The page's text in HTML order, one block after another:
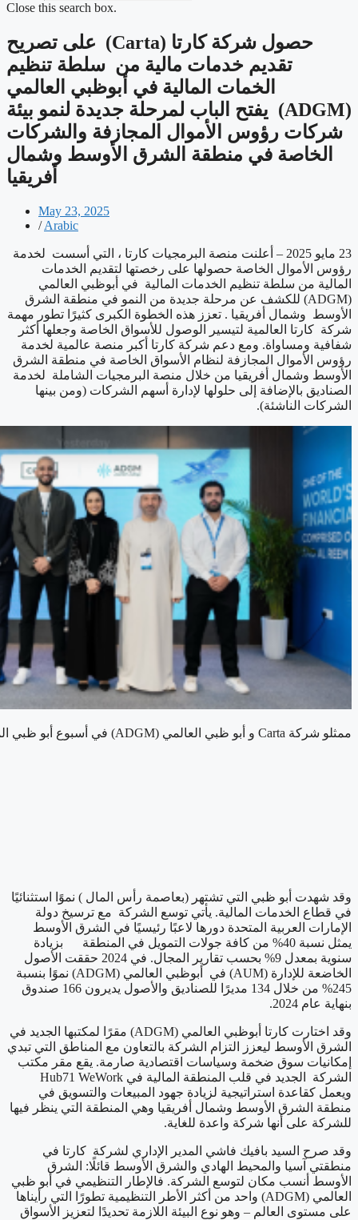
Close this search box.
‫حصول شركة كارتا (Carta) على تصريح
تقديم خدمات مالية من سلطة تنظيم
الخمات المالية في أبوظبي العالمي
(ADGM) يفتح الباب لمرحلة جديدة لنمو بيئة
شركات رؤوس الأموال المجازفة والشركات
الخاصة في منطقة الشرق الأوسط وشمال
أفريقيا
May 23, 2025
/ Arabic
23 مايو 2025 – أعلنت منصة البرمجيات كارتا ، التي أسست لخدمة
رؤوس الأموال الخاصة حصولها على رخصتها لتقديم الخدمات
المالية من سلطة تنظيم الخدمات المالية في أبوظبي العالمي
(ADGM) للكشف عن مرحلة جديدة من النمو في منطقة الشرق
الأوسط وشمال أفريقيا . تعزز هذه الخطوة الكبرى كثيرًا تطور مهمة
شركة كارتا العالمية لتيسير الوصول للأسواق الخاصة وجعلها أكثر
شفافية ومساواة. ومع دعم شركة كارتا أكبر منصة عالمية لخدمة
رؤوس الأموال المجازفة لنظام الأسواق الخاصة في منطقة الشرق
الأوسط وشمال أفريقيا من خلال منصة البرمجيات الشاملة لخدمة
الصناديق بالإضافة إلى حلولها لإدارة أسهم الشركات (ومن بينها
الشركات الناشئة).
ممثلو شركة Carta و أبو ظبي العالمي (ADGM) في أسبوع أبو ظبي المالي 2024
وقد شهدت أبو ظبي التي تشتهر (بعاصمة رأس المال ) نموًا استثنائيًا
في قطاع الخدمات المالية. يأتي توسع الشركة مع ترسيخ دولة
الإمارات العربية المتحدة دورها لاعبًا رئيسيًا في الشرق الأوسط
يمثل نسبة 40% من كافة جولات التمويل في المنطقة بزيادة
سنوية بمعدل 9% بحسب تقارير المجال. في 2024 حققت الأصول
الخاضعة للإدارة (AUM) في أبوظبي العالمي (ADGM) نموًا بنسبة
245% من خلال 134 مديرًا للصناديق والأصول يديرون 166 صندوق
بنهاية عام 2024.
وقد اختارت كارتا أبوظبي العالمي (ADGM) مقرًا لمكتبها الجديد في
الشرق الأوسط ليعزز التزام الشركة بالتعاون مع المناطق التي تبدي
إمكانيات سوق ضخمة وسياسات اقتصادية صارمة. يقع مقر مكتب
الشركة الجديد في قلب المنطقة المالية في Hub71 WeWork
ويعمل كقاعدة استراتيجية لزيادة جهود المبيعات والتسويق في
منطقة الشرق الأوسط وشمال أفريقيا وهي المنطقة التي ينظر فيها
للشركة على أنها شركة واعدة للغاية.
وقد صرح السيد بافيك فاشي المدير الإداري لشركة كارتا في
منطقتي آسيا والمحيط الهادي والشرق الأوسط قائلًا: الشرق
الأوسط أنسب مكان لتوسع الشركة. فالإطار التنظيمي في أبو ظبي
العالمي (ADGM) واحد من أكثر الأطر التنظيمية تطورًا التي رأيناها
على مستوى العالم – وهو نوع البيئة اللازمة تحديدًا لتعزيز الأسواق